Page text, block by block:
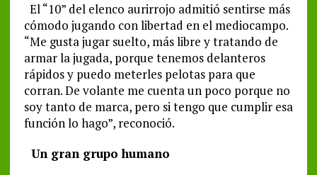
El “10” del elenco aurirrojo admitió sentirse más
cómodo jugando con libertad en el mediocampo.
“Me gusta jugar suelto, más libre y tratando de
armar la jugada, porque tenemos delanteros
rápidos y puedo meterles pelotas para que
corran. De volante me cuenta un poco porque no
soy tanto de marca, pero si tengo que cumplir esa
función lo hago”, reconoció.
Un gran grupo humano